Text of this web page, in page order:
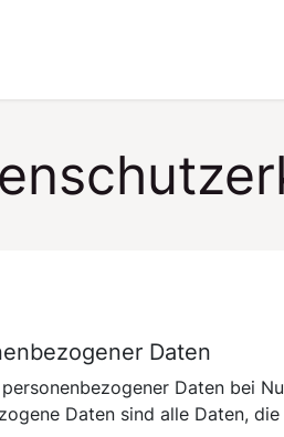
Daten
Daten bei
Daten sind alle Daten,